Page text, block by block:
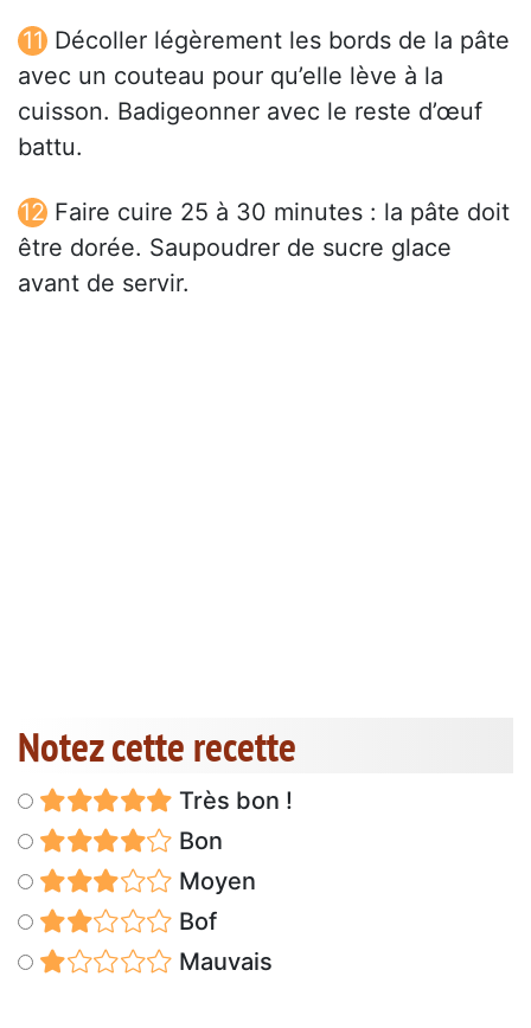
Décoller légèrement les bords de la pâte
avec un couteau pour qu’elle lève à la
cuisson. Badigeonner avec le reste d’œuf
battu.
Faire cuire 25 à 30 minutes : la pâte doit
être dorée. Saupoudrer de sucre glace
avant de servir.
Notez cette recette
Très bon !
Bon
Moyen
Bof
Mauvais